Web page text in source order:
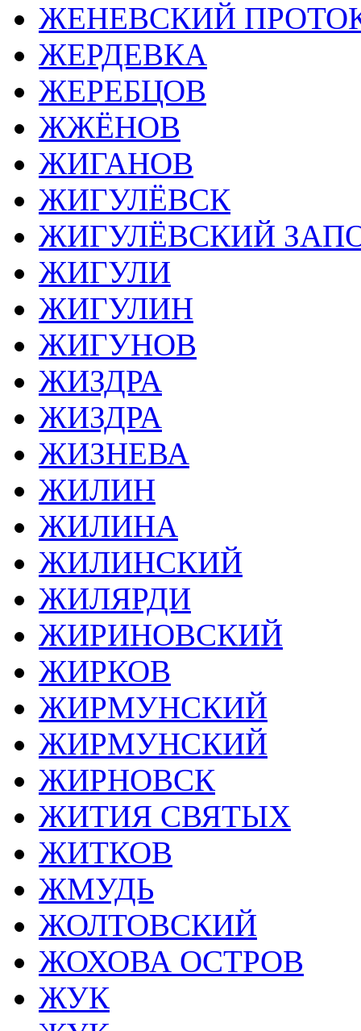
ЖЕНЕВСКИЙ
ЖЕРДЕВКА
ЖЕРЕБЦОВ
ЖЖЁНОВ
ЖИГАНОВ
ЖИГУЛЁВСК
ЖИГУЛЁВСКИЙ
ЖИГУЛИ
ЖИГУЛИН
ЖИГУНОВ
ЖИЗДРА
ЖИЗДРА
ЖИЗНЕВА
ЖИЛИН
ЖИЛИНА
ЖИЛИНСКИЙ
ЖИЛЯРДИ
ЖИРИНОВСКИЙ
ЖИРКОВ
ЖИРМУНСКИЙ
ЖИРМУНСКИЙ
ЖИРНОВСК
ЖИТИЯ СВЯТЫХ
ЖИТКОВ
ЖМУДЬ
ЖОЛТОВСКИЙ
ЖОХОВА ОСТРОВ
ЖУК